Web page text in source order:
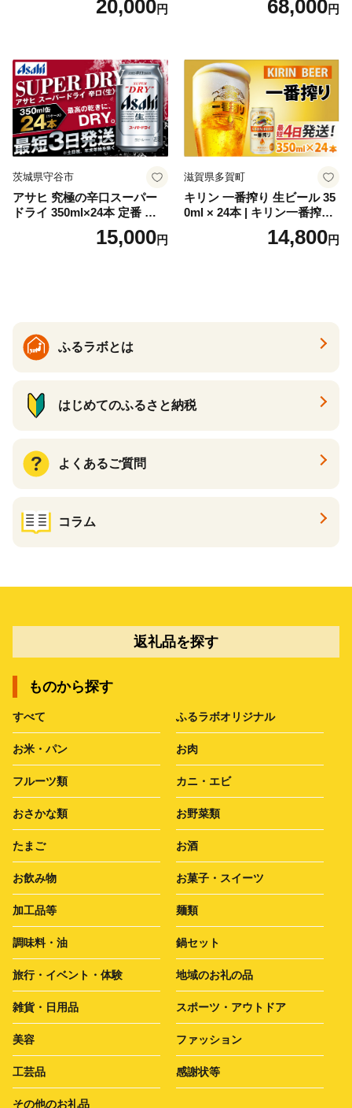
お酒 洋酒 スピリッツ クラフ
セット 詰め合わせ カクテル
ソーダ割り アルコール ロッ
ク ソーダ ジントニック 】
20,000円 68,000円
茨城県守谷市
アサヒ 究極の辛口スーパー
ドライ 350ml×24本 定番 ビー
ル 缶ビール 酒 お酒 アルコー
15,000円
滋賀県多賀町
キリン 一番搾り 生ビール 35
0ml × 24本 | キリン一番搾り
キリンビール 一番搾り ビー
ル 24缶 きりんいちばんしぼ
14,800円
ふるラボとは
はじめてのふるさと納税
よくあるご質問
コラム
返礼品を探す
ものから探す
すべて ふるラボオリジナル
お米・パン お肉
フルーツ類 カニ・エビ
おさかな類 お野菜類
たまご お酒
お飲み物 お菓子・スイーツ
加工品等 麺類
調味料・油 鍋セット
旅行・イベント・体験 地域のお礼の品
雑貨・日用品 スポーツ・アウトドア
美容 ファッション
工芸品 感謝状等
その他のお礼品